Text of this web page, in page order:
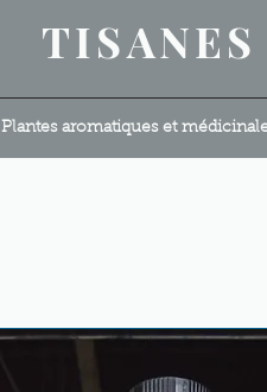
Plantes aromatiques et